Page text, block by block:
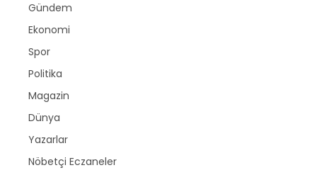
Gündem
Ekonomi
Spor
Politika
Magazin
Dünya
Yazarlar
Nöbetçi Eczaneler